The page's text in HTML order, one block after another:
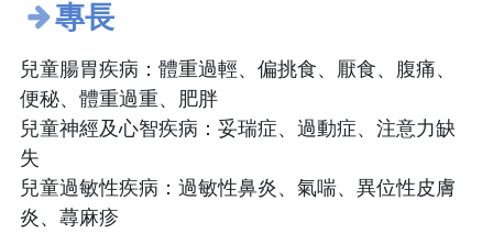
專長
兒童腸胃疾病：體重過輕、偏挑食、厭食、腹痛、
便秘、體重過重、肥胖
兒童神經及心智疾病：妥瑞症、過動症、注意力缺
失
兒童過敏性疾病：過敏性鼻炎、氣喘、異位性皮膚
炎、蕁麻疹